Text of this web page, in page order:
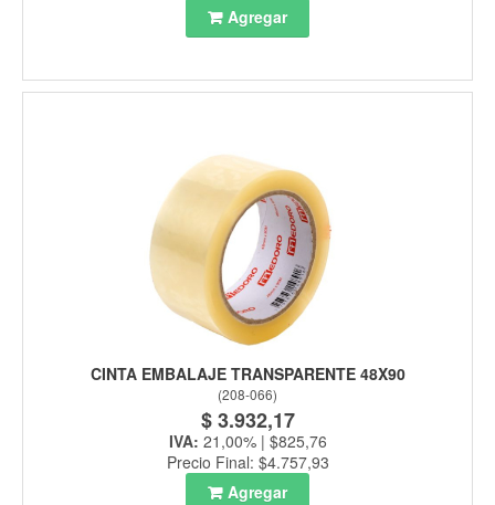
Agregar
CINTA EMBALAJE TRANSPARENTE 48X90
(208-066)
$ 3.932,17
IVA: 21,00% | $825,76
Precio Final: $4.757,93
Agregar